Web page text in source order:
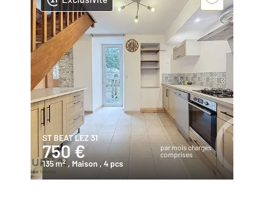
ST BEAT LEZ 31
750 €
par mois charges
comprises
135 m2 , Maison , 4 pcs